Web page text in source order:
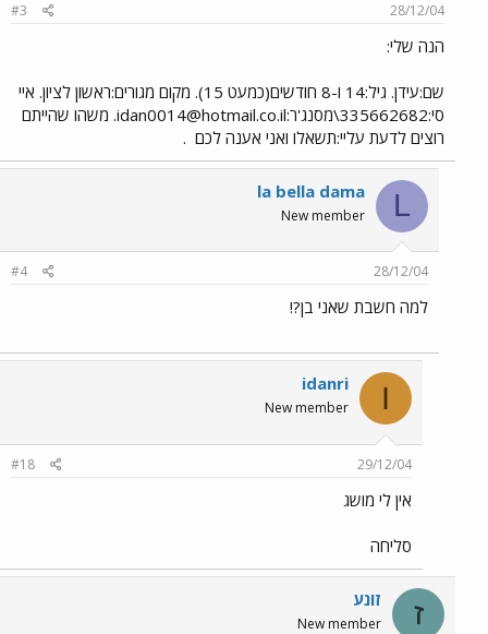
28/12/04
#3
הנה שלי:
שם:עידן. גיל:14 ו-8 חודשים(כמעט 15). מקום מגורים:ראשון לציון. איי
סי:335662682\מסנג'ר:
idan0014@hotmail.co.il. משהו שהייתם
רוצים לדעת עליי:תשאלו ואני אענה לכם .
L
la bella dama
New member
28/12/04
#4
למה חשבת שאני בן?!
I
idanri
New member
29/12/04
#18
אין לי מושג
סליחה
ז זונע
New member